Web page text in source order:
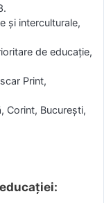
şi interculturale,
de educație,
Print,
Corint, București,